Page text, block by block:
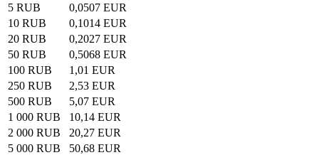
5 RUB
0,0507 EUR
10 RUB
0,1014 EUR
20 RUB
0,2027 EUR
50 RUB
0,5068 EUR
100 RUB
1,01 EUR
250 RUB
2,53 EUR
500 RUB
5,07 EUR
1 000 RUB
10,14 EUR
2 000 RUB
20,27 EUR
5 000 RUB
50,68 EUR